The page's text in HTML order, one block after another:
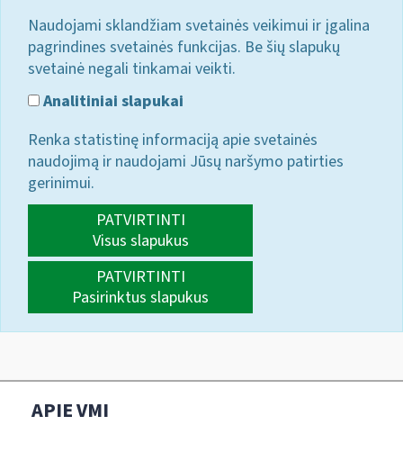
Naudojami sklandžiam svetainės veikimui ir įgalina
pagrindines svetainės funkcijas. Be šių slapukų
svetainė negali tinkamai veikti.
Analitiniai slapukai
Renka statistinę informaciją apie svetainės
naudojimą ir naudojami Jūsų naršymo patirties
gerinimui.
PATVIRTINTI
Visus slapukus
PATVIRTINTI
Pasirinktus slapukus
APIE VMI